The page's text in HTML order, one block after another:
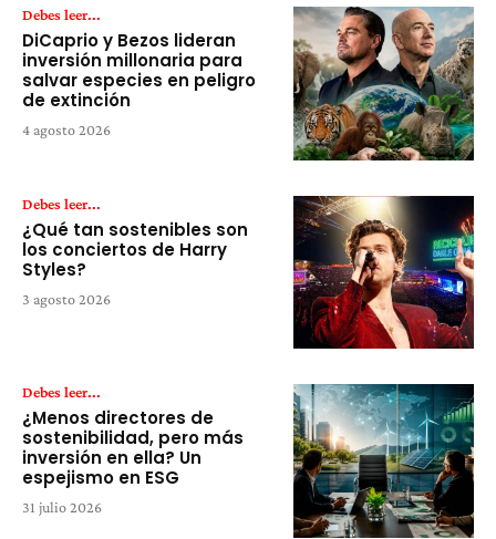
Debes leer...
DiCaprio y Bezos lideran
inversión millonaria para
salvar especies en peligro
de extinción
4 agosto 2026
Debes leer...
¿Qué tan sostenibles son
los conciertos de Harry
Styles?
3 agosto 2026
Debes leer...
¿Menos directores de
sostenibilidad, pero más
inversión en ella? Un
espejismo en ESG
31 julio 2026